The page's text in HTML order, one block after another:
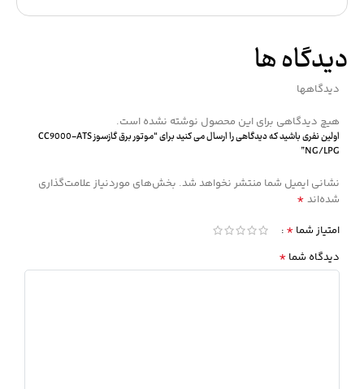
دیدگاه ها
دیدگاهها
هیچ دیدگاهی برای این محصول نوشته نشده است.
اولین نفری باشید که دیدگاهی را ارسال می کنید برای “موتور برق گازسوز CC9000-ATS
NG/LPG”
نشانی ایمیل شما منتشر نخواهد شد. بخش‌های موردنیاز علامت‌گذاری
شده‌اند *
امتیاز شما *
دیدگاه شما *